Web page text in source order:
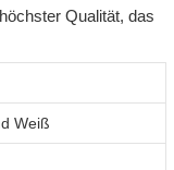
Qualität, das
Weiß